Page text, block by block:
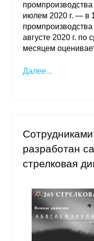
Оценка
производства
Российская
Кафедра
Кафедра
Аспирантура
Об
промпроизводства
июлем 2020 г. — в
августе 2020 г.
месяцем
Далее...
разработан
стрелковая